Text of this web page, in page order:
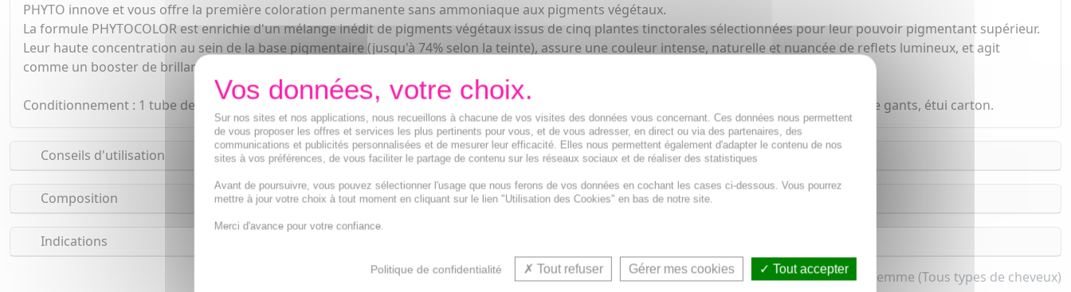
PHYTO innove et vous offre la première coloration permanente sans ammoniaque aux pigments végétaux.
La formule PHYTOCOLOR est enrichie d'un mélange inédit de pigments végétaux issus de cinq plantes tinctorales sélectionnées pour leur pouvoir pigmentant supérieur.
Leur haute concentration au sein de la base pigmentaire (jusqu'à 74% selon la teinte), assure une couleur intense, naturelle et nuancée de reflets lumineux, et agit
comme un booster de brillance. Elle ne s'estompe pas et couvre 100% des cheveux blancs dès la 1ère application.
Conditionnement : 1 tube de crème colorante 50 ml, 1 flacon de lait révélateur 50 ml, 1 tube de masque protecteur 12 ml, 1 notice et 1 paire de gants, étui carton.
Conseils d'utilisation
Composition
Indications
Les blonds pour femme (Tous types de cheveux)
Sur nos sites et nos applications, nous recueillons à chacune de vos visites des données vous concernant. Ces données nous permettent
de vous proposer les offres et services les plus pertinents pour vous, et de vous adresser, en direct ou via des partenaires, des
communications et publicités personnalisées et de mesurer leur efficacité. Elles nous permettent également d'adapter le contenu de nos
sites à vos préférences, de vous faciliter le partage de contenu sur les réseaux sociaux et de réaliser des statistiques
Avant de poursuivre, vous pouvez sélectionner l'usage que nous ferons de vos données en cochant les cases ci-dessous. Vous pourrez
mettre à jour votre choix à tout moment en cliquant sur le lien "Utilisation des Cookies" en bas de notre site.
Merci d'avance pour votre confiance.
Politique de confidentialité Tout refuser Gérer mes cookies Tout accepter